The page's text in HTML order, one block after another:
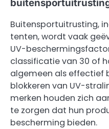
Buitensportuitrusting,
tenten, wordt vaak
UV-beschermingsfactor
classificatie van 30 of
algemeen als effectief
blokkeren van UV-
merken houden zich
te zorgen dat hun
bescherming bieden.